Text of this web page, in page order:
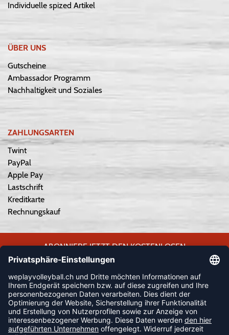
Individuelle spized Artikel
ÜBER UNS
Gutscheine
Ambassador Programm
Nachhaltigkeit und Soziales
ZAHLUNGSARTEN
Twint
PayPal
Apple Pay
Lastschrift
Kreditkarte
Rechnungskauf
ABONNIERE JETZT DEN KOSTENLOSEN
WEPLAYVOLLEYBALL-NEWSLETTER UND VERPASSE KEINE
JETZT ANMELDEN